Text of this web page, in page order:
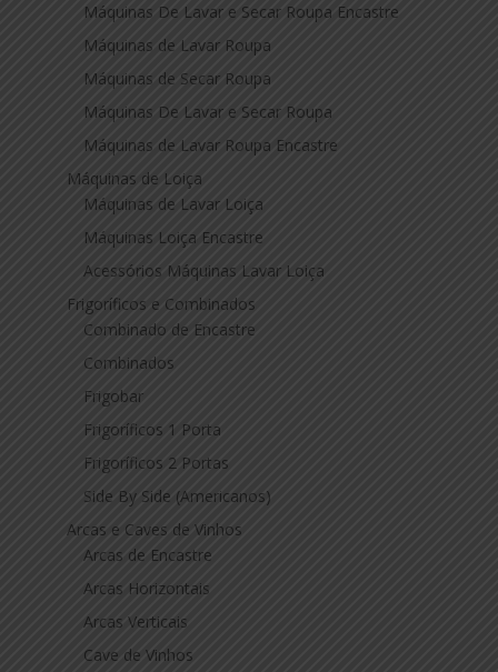
Máquinas De Lavar e Secar Roupa Encastre
Máquinas de Lavar Roupa
Máquinas de Secar Roupa
Máquinas De Lavar e Secar Roupa
Máquinas de Lavar Roupa Encastre
Máquinas de Loiça
Máquinas de Lavar Loiça
Máquinas Loiça Encastre
Acessórios Máquinas Lavar Loiça
Frigoríficos e Combinados
Combinado de Encastre
Combinados
Frigobar
Frigoríficos 1 Porta
Frigoríficos 2 Portas
Side By Side (Americanos)
Arcas e Caves de Vinhos
Arcas de Encastre
Arcas Horizontais
Arcas Verticais
Cave de Vinhos